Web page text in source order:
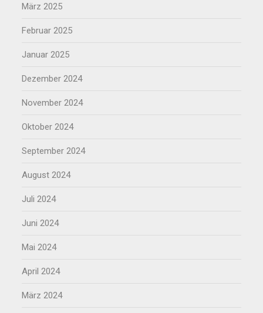
März 2025
Februar 2025
Januar 2025
Dezember 2024
November 2024
Oktober 2024
September 2024
August 2024
Juli 2024
Juni 2024
Mai 2024
April 2024
März 2024